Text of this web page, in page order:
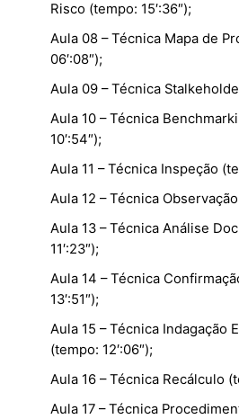
Risco (tempo: 15′:36″);
Aula 08 – Técnica Mapa de
06′:08″);
Aula 09 – Técnica
Aula 10 – Técnica
10′:54″);
Aula 11 – Técnica Inspeção
Aula 12 – Técnica
Aula 13 – Técnica Análise
11′:23″);
Aula 14 – Técnica
13′:51″);
Aula 15 – Técnica Indagação
(tempo: 12′:06″);
Aula 16 – Técnica Recálculo
Aula 17 – Técnica